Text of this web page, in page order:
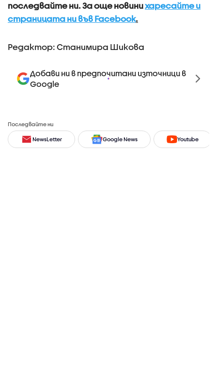
последвайте ни. За още новинихаресайте и
страницата ни във Facebook.
Редактор: Станимира Шикова
Добави ни в предпочитани източници в
Google
Последвайте ни
NewsLetter Google News Youtube